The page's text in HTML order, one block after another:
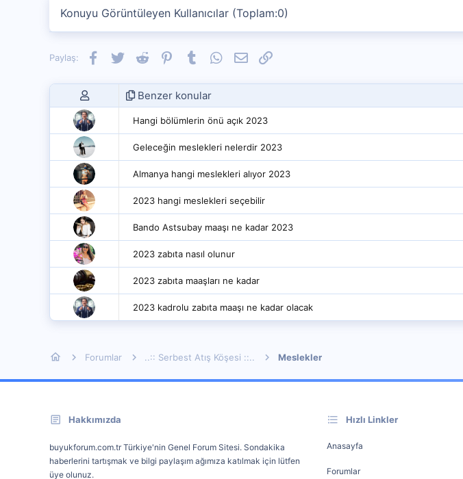
Konuyu Görüntüleyen Kullanıcılar (Toplam:0)
Paylaş: Facebook
TwitterReddit PinterestTumblrWhatsApp
E-postaLink
Benzer konular
Hangi bölümlerin önü açık 2023
Geleceğin meslekleri nelerdir 2023
Almanya hangi meslekleri alıyor 2023
2023 hangi meslekleri seçebilir
Bando Astsubay maaşı ne kadar 2023
2023 zabıta nasıl olunur
2023 zabıta maaşları ne kadar
2023 kadrolu zabıta maaşı ne kadar olacak
Forumlar ..:: Serbest Atış Köşesi ::.. Meslekler
Hakkımızda
buyukforum.com.tr Türkiye'nin Genel Forum Sitesi. Sondakika
haberlerini tartışmak ve bilgi paylaşım ağımıza katılmak için lütfen
üye olunuz.
Hızlı Linkler
Anasayfa
Forumlar